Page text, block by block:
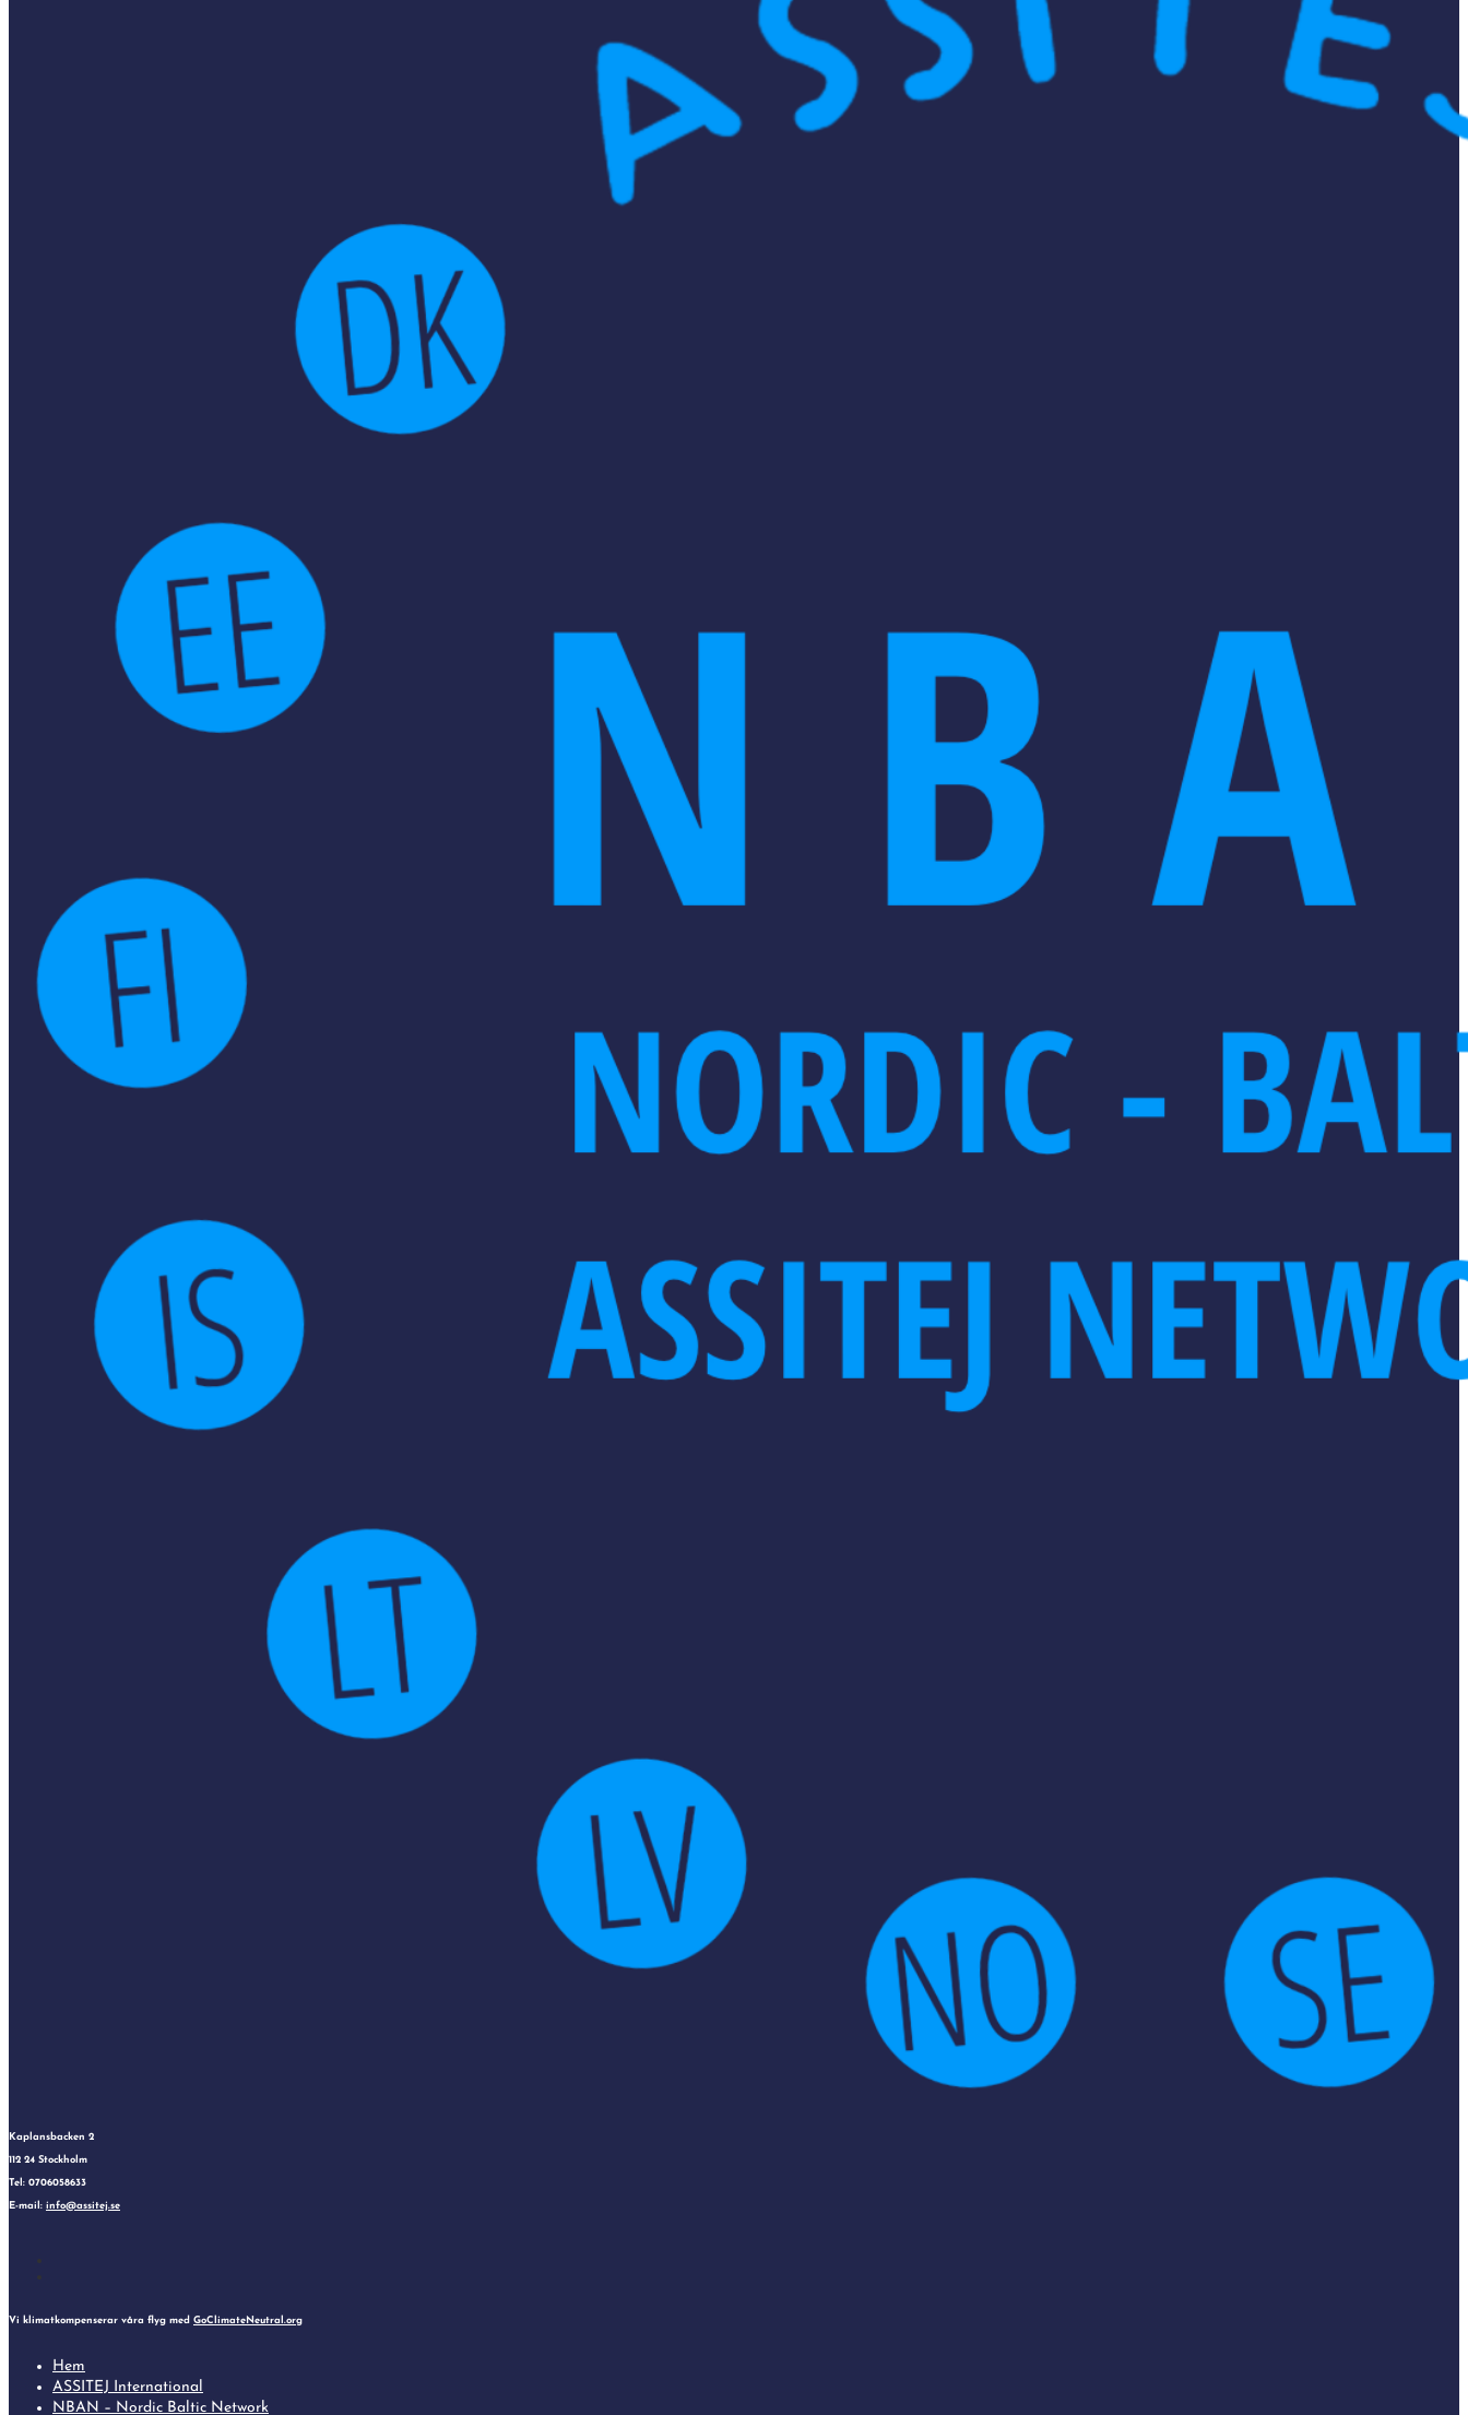
Kaplansbacken 2
112 24 Stockholm
Tel: 0706058633
E-mail: info@assitej.se
Vi klimatkompenserar våra flyg med GoClimateNeutral.org
Hem
ASSITEJ International
NBAN – Nordic Baltic Network